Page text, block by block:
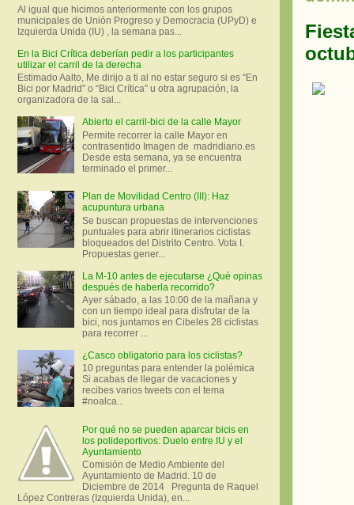
Al igual que hicimos anteriormente con los grupos
municipales de Unión Progreso y Democracia (UPyD) e
Izquierda Unida (IU) , la semana pas...
En la Bici Crítica deberían pedir a los participantes
utilizar el carril de la derecha
Estimado Aalto, Me dirijo a ti al no estar seguro si es “En
Bici por Madrid” o “Bici Crítica” u otra agrupación, la
organizadora de la sal...
Abierto el carril-bici de la calle Mayor
Permite recorrer la calle Mayor en
contrasentido Imagen de madridiario.es
Desde esta semana, ya se encuentra
terminado el primer...
Plan de Movilidad Centro (III): Haz
acupuntura urbana
Se buscan propuestas de intervenciones
puntuales para abrir itinerarios ciclistas
bloqueados del Distrito Centro. Vota I.
Propuestas gener...
La M-10 antes de ejecutarse ¿Qué opinas
después de haberla recorrido?
Ayer sábado, a las 10:00 de la mañana y
con un tiempo ideal para disfrutar de la
bici, nos juntamos en Cibeles 28 ciclistas
para recorrer ...
¿Casco obligatorio para los ciclistas?
10 preguntas para entender la polémica
Si acabas de llegar de vacaciones y
recibes varios tweets con el tema
#noalca...
Por qué no se pueden aparcar bicis en
los polideportivos: Duelo entre IU y el
Ayuntamiento
Comisión de Medio Ambiente del
Ayuntamiento de Madrid. 10 de
Diciembre de 2014 Pregunta de Raquel
López Contreras (Izquierda Unida), en...